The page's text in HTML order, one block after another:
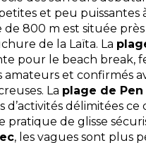
et peu puissantes
de 800 m est située
de la Laïta. La
pour le beach break,
amateurs et confirmés
La plage de Pen
d’activités délimitées ce
pratique de glisse
, les vagues sont plus